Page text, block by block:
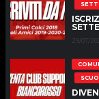
29/07/